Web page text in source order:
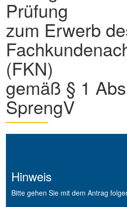
Prüfung
zum Erwerb
(FKN)
gemäß § 1
SprengV
Hinweis
Bitte gehen Sie mit dem Antrag